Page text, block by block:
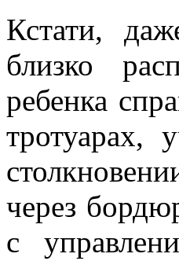
Кстати,
близко
ребенка
тротуарах,
через
с